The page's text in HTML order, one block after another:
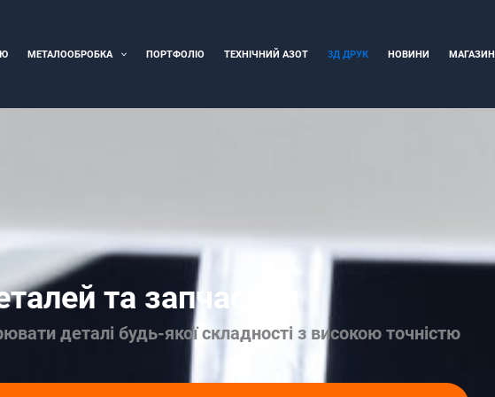
МЕТАЛООБРОБКА ПОРТФОЛІО ТЕХНІЧНИЙ АЗОТ 3Д ДРУК НОВИНИ МАГАЗИН
та запчастин
деталі будь-якої складності з високою точністю